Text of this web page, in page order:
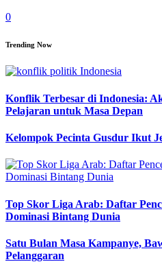
0
Trending Now
Konflik Terbesar di Indonesia:
Pelajaran untuk Masa Depan
Kelompok Pecinta Gusdur Ikut
Top Skor Liga Arab: Daftar
Dominasi Bintang Dunia
Satu Bulan Masa Kampanye,
Pelanggaran